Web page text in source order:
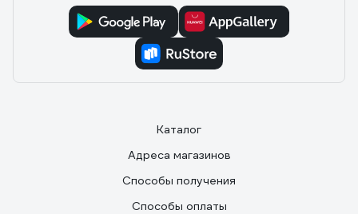
Каталог
Адреса магазинов
Способы получения
Способы оплаты